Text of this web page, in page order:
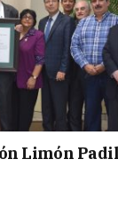
Limón